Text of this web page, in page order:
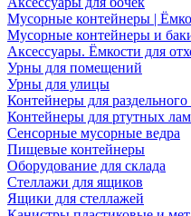
Мусорные контейнеры |
Мусорные контейнеры и
Аксессуары. Ёмкости для
Урны для помещений
Урны для улицы
Контейнеры для раздельного
Контейнеры для ртутных
Сенсорные мусорные ведра
Пищевые контейнеры
Оборудование для склада
Стеллажи для ящиков
Ящики для стеллажей